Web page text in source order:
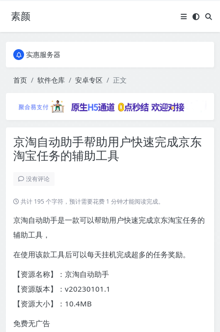
素颜全国免费包邮流量卡
实惠服务器
实惠服务器
首页 软件仓库 安卓专区 正文
京淘自动助手帮助用户快速完成京东
淘宝任务的辅助工具
没有评论
共计 195 个字符，预计需要花费 1 分钟才能阅读完成。
京淘自动助手是一款可以帮助用户快速完成京东淘宝任务的
辅助工具，
在使用该款工具后可以每天挂机完成超多的任务奖励。
【资源名称】：京淘自动助手
【资源版本】：v20230101.1
【资源大小】：10.4MB
免费无广告